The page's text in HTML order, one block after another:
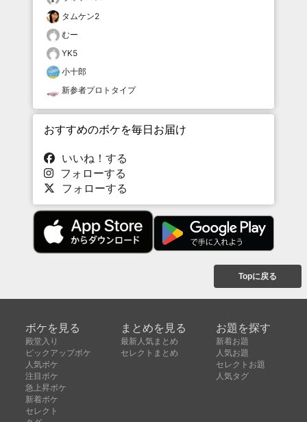
タムケン2
むー
YK5
小十郎
新参者プロトタイプ
おすすめのボケを毎日お届け
いいね！する
フォローする
フォローする
Topに戻る
ボケを見る
殿堂入り
ピックアップボケ
人気ボケ
注目ボケ
急上昇ボケ
新着ボケ
セレクト
まとめを見る
最新人気まとめ
セレクトまとめ
お題を探す
新着お題
人気お題
セレクトお題
人気タグ